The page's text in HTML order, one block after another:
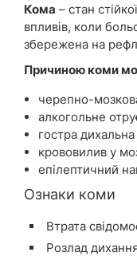
Кома – стан
впливів, коли
збережена на
Причиною коми
черепно-
алкогольне
гостра
крововилив у
епілептичний
Ознаки коми
Втрата
Розлад